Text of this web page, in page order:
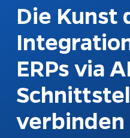
Die Kunst
ERPs via
verbinden
Fokusthemen
Schnittstellen
Konfiguratoren